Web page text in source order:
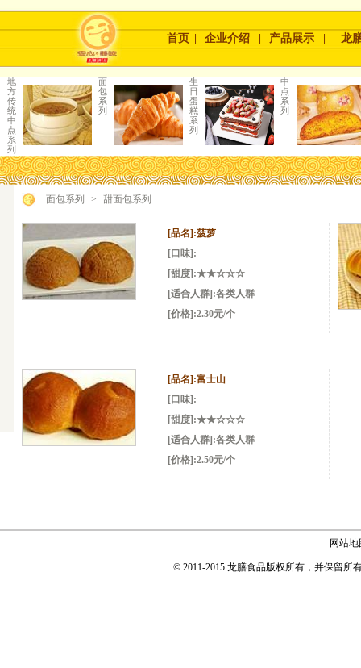
首页 企业介绍 产品展示 龙
地
方
传
统
中
点
系
列
面
包
系
列
生
日
蛋
糕
系
列
中
点
系
列
面包系列 > 甜面包系列
[品名]:菠萝
[口味]:
[甜度]:★★☆☆☆
[适合人群]:各类人群
[价格]:2.30元/个
[品名]:富士山
[口味]:
[甜度]:★★☆☆☆
[适合人群]:各类人群
[价格]:2.50元/个
网站地
© 2011-2015 龙膳食品版权所有，并保留所